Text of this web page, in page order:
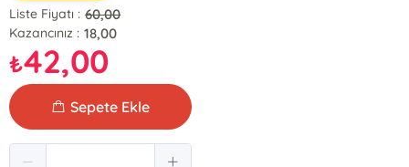
Liste Fiyatı : 60,00
Kazancınız : 18,00
₺42,00
Sepete Ekle